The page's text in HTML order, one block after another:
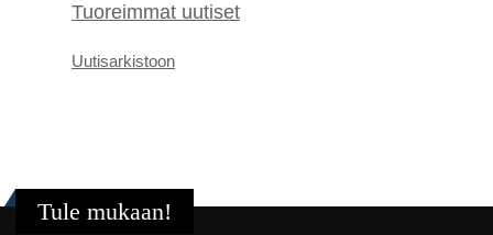
Tuoreimmat uutiset
Uutisarkistoon
Tule mukaan!